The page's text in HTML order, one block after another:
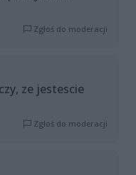
Zgłoś do moderacji
ze jestescie
Zgłoś do moderacji